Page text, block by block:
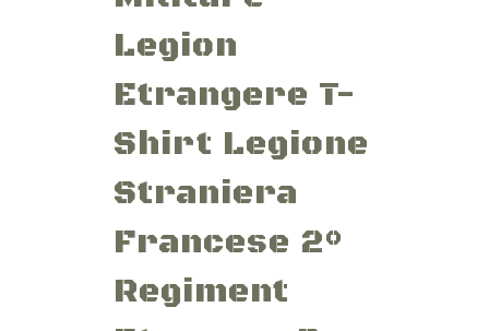
Legion
Etrangere T-
Shirt Legione
Straniera
Francese 2°
Regiment